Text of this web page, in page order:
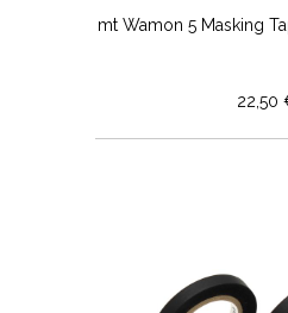
mt Wamon 5 Masking
22,50